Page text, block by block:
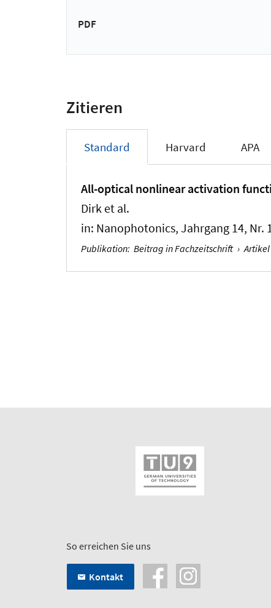
PDF
Zitieren
Standard Harvard APA
All-optical nonlinear activation
Dirk et al.
in: Nanophotonics, Jahrgang 14, Nr.
Publikation: Beitrag in Fachzeitschrift › Artikel
So erreichen Sie uns
Kontakt